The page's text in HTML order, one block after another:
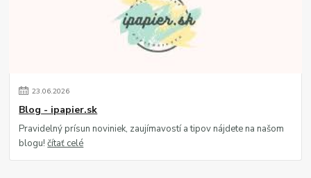
23.06.2026
Blog - ipapier.sk
Pravidelný prísun noviniek, zaujímavostí a tipov nájdete na našom
blogu!čítať celé